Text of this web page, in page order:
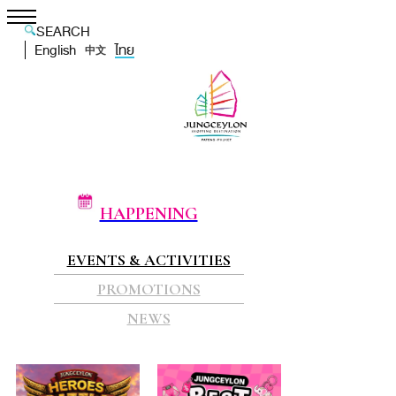
SEARCH
English
中文 ไทย
HAPPENING
EVENTS & ACTIVITIES
PROMOTIONS
NEWS